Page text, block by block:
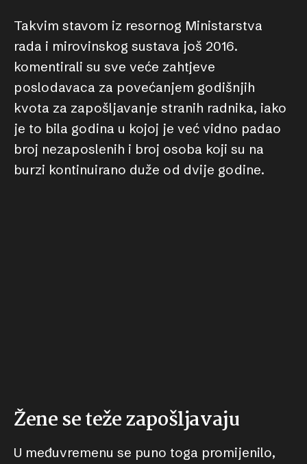
Takvim stavom iz resornog Ministarstva
rada i mirovinskog sustava još 2016.
komentirali su sve veće zahtjeve
poslodavaca za povećanjem godišnjih
kvota za zapošljavanje stranih radnika, iako
je to bila godina u kojoj je već vidno padao
broj nezaposlenih i broj osoba koji su na
burzi kontinuirano duže od dvije godine.
Žene se teže zapošljavaju
U međuvremenu se puno toga promijenilo,